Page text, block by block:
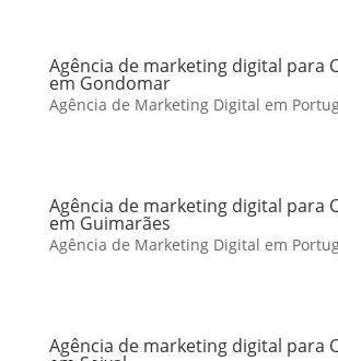
Agência de marketing digital para
em Gondomar
Agência de Marketing Digital em
Agência de marketing digital para
em Guimarães
Agência de Marketing Digital em
Agência de marketing digital para